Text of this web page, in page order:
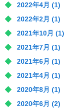
2022年4月 (1)
2022年2月 (1)
2021年10月 (1)
2021年7月 (1)
2021年6月 (1)
2021年4月 (1)
2020年8月 (1)
2020年6月 (2)